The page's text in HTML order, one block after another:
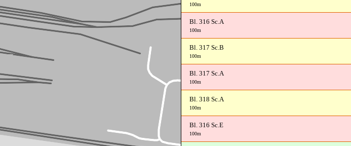
100m
Bl. 316 Sc.A
100m
Bl. 317 Sc.B
100m
Bl. 317 Sc.A
100m
Bl. 318 Sc.A
100m
Bl. 316 Sc.E
100m